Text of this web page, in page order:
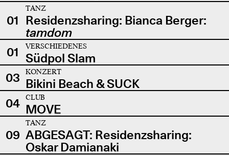
01
TANZ
Residenzsharing: Bianca Berger:
tamdom
01
VERSCHIEDENES
Südpol Slam
03
KONZERT
Bikini Beach & SUCK
04
CLUB
MOVE
09
TANZ
ABGESAGT: Residenzsharing:
Oskar Damianaki